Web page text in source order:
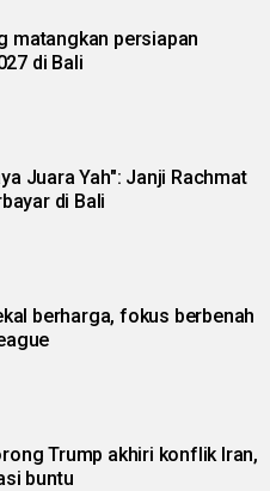
matangkan persiapan
di Bali
Juara Yah": Janji Rachmat
di Bali
berharga, fokus berbenah
Trump akhiri konflik Iran,
buntu